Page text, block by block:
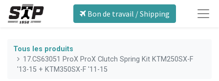
Bon de travail / Shipping
Tous les produits
17.CS63051 ProX ProX Clutch Spring Kit KTM250SX-F
'13-15 + KTM350SX-F '11-15